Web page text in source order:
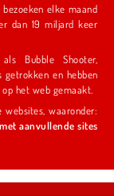
elke maand
dan 19 miljard keer
Bubble Shooter,
ze daarmee tot een van de meest iconische spelletjes op het web gemaakt.
waaronder:
aanvullende sites